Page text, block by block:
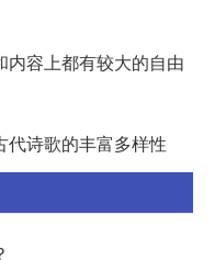
容上都有较大的自由
代诗歌的丰富多样性